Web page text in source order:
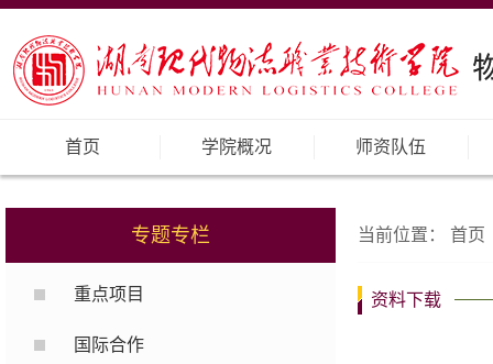
首页 学院概况 师资队伍
专题专栏
重点项目
国际合作
当前位置： 首页
资料下载